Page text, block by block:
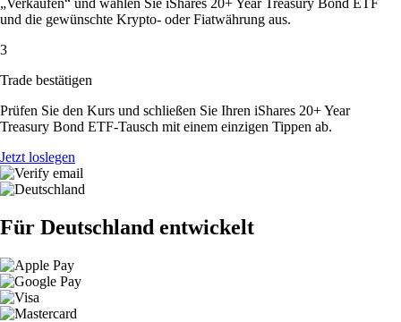
„Verkaufen“ und wählen Sie iShares 20+ Year Treasury Bond ETF
und die gewünschte Krypto- oder Fiatwährung aus.
3
Trade bestätigen
Prüfen Sie den Kurs und schließen Sie Ihren iShares 20+ Year
Treasury Bond ETF-Tausch mit einem einzigen Tippen ab.
Jetzt loslegen
Für Deutschland entwickelt